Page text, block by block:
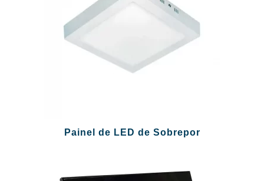
Painel de LED de Sobrepor